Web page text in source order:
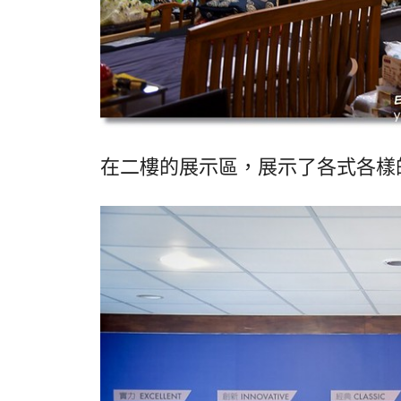
在二樓的展示區，展示了各式各